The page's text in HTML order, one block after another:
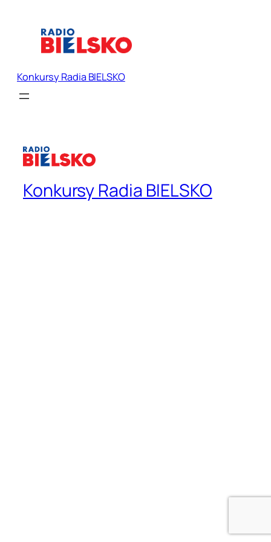
Konkursy Radia BIELSKO
Konkursy Radia BIELSKO